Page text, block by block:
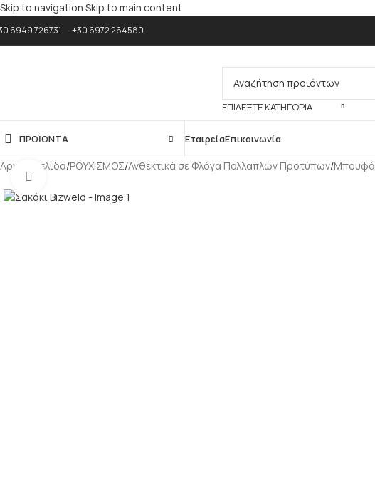
Skip to navigation Skip to main content
6949 726731 +30 6972 264580
ΕΠΙΛΈΞΤΕ ΚΑΤΗΓΟΡΊΑ
ΠΡΟΪΟΝΤΑ ΕταιρείαΕπικοινωνία
Αρχική σελίδα/ΡΟΥΧΙΣΜΟΣ/Ανθεκτικά σε Φλόγα Πολλαπλών Προτύπων/